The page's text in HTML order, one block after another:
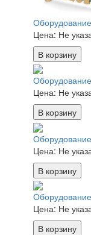
Цена: Не
В корзину
Цена: Не
В корзину
Цена: Не
В корзину
Цена: Не
В корзину